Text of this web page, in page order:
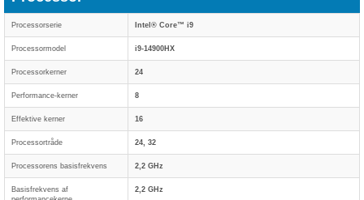
Processorserie Intel® Core™ i9
Processormodel i9-14900HX
Processorkerner 24
Performance-kerner 8
Effektive kerner 16
Processortråde 24, 32
Processorens basisfrekvens 2,2 GHz
Basisfrekvens af
2,2 GHz